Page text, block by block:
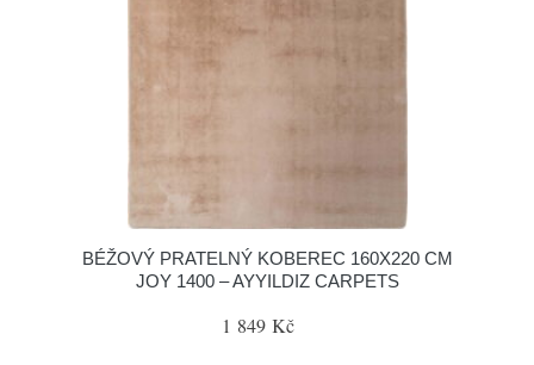
BÉŽOVÝ PRATELNÝ KOBEREC 160X220 CM
JOY 1400 – AYYILDIZ CARPETS
1 849 Kč